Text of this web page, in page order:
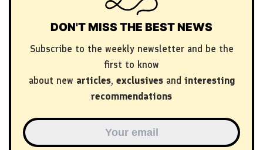
DON'T MISS THE BEST NEWS
Subscribe to the weekly newsletter and be the
first to know
about new articles, exclusivesand interesting
recommendations